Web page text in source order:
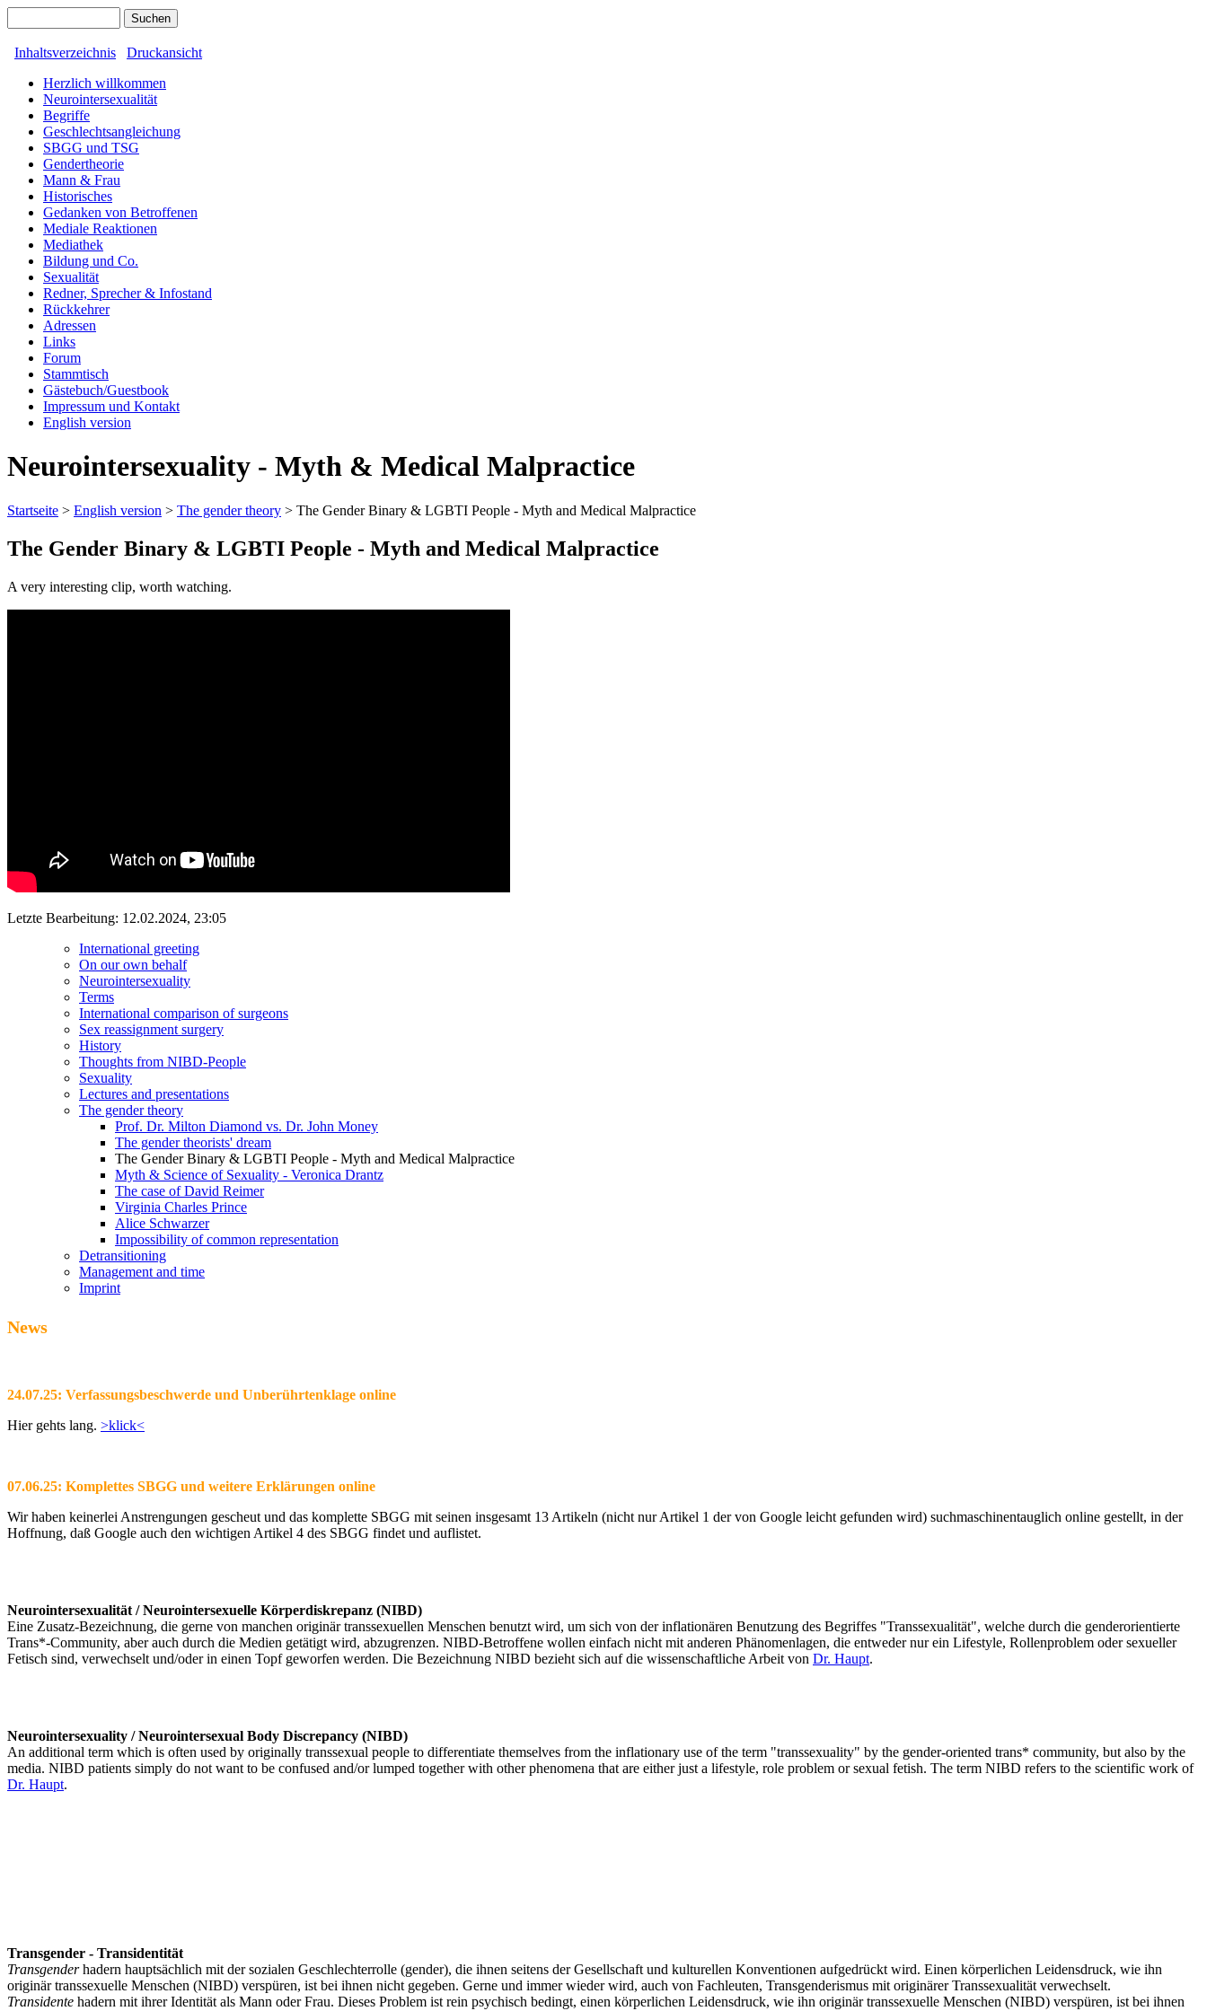
Inhaltsverzeichnis
Druckansicht
Herzlich willkommen
Neurointersexualität
Begriffe
Geschlechtsangleichung
SBGG und TSG
Gendertheorie
Mann & Frau
Historisches
Gedanken von Betroffenen
Mediale Reaktionen
Mediathek
Bildung und Co.
Sexualität
Redner, Sprecher & Infostand
Rückkehrer
Adressen
Links
Forum
Stammtisch
Gästebuch/Guestbook
Impressum und Kontakt
English version
Neurointersexuality - Myth & Medical Malpractice
Startseite > English version > The gender theory > The Gender Binary & LGBTI People - Myth and Medical Malpractice
The Gender Binary & LGBTI People - Myth and Medical Malpractice
A very interesting clip, worth watching.
Letzte Bearbeitung: 12.02.2024, 23:05
International greeting
On our own behalf
Neurointersexuality
Terms
International comparison of surgeons
Sex reassignment surgery
History
Thoughts from NIBD-People
Sexuality
Lectures and presentations
The gender theory
Prof. Dr. Milton Diamond vs. Dr. John Money
The gender theorists' dream
The Gender Binary & LGBTI People - Myth and Medical Malpractice
Myth & Science of Sexuality - Veronica Drantz
The case of David Reimer
Virginia Charles Prince
Alice Schwarzer
Impossibility of common representation
Detransitioning
Management and time
Imprint
News
24.07.25: Verfassungsbeschwerde und Unberührtenklage online
Hier gehts lang. >klick<
07.06.25: Komplettes SBGG und weitere Erklärungen online
Wir haben keinerlei Anstrengungen gescheut und das komplette SBGG mit seinen insgesamt 13 Artikeln (nicht nur Artikel 1 der von Google leicht gefunden wird) suchmaschinentauglich online gestellt, in der
Hoffnung, daß Google auch den wichtigen Artikel 4 des SBGG findet und auflistet.
Neurointersexualität / Neurointersexuelle Körperdiskrepanz (NIBD)
Eine Zusatz-Bezeichnung, die gerne von manchen originär transsexuellen Menschen benutzt wird, um sich von der inflationären Benutzung des Begriffes "Transsexualität", welche durch die genderorientierte
Trans*-Community, aber auch durch die Medien getätigt wird, abzugrenzen. NIBD-Betroffene wollen einfach nicht mit anderen Phänomenlagen, die entweder nur ein Lifestyle, Rollenproblem oder sexueller
Fetisch sind, verwechselt und/oder in einen Topf geworfen werden. Die Bezeichnung NIBD bezieht sich auf die wissenschaftliche Arbeit von Dr. Haupt.
Neurointersexuality / Neurointersexual Body Discrepancy (NIBD)
An additional term which is often used by originally transsexual people to differentiate themselves from the inflationary use of the term "transsexuality" by the gender-oriented trans* community, but also by the
media. NIBD patients simply do not want to be confused and/or lumped together with other phenomena that are either just a lifestyle, role problem or sexual fetish. The term NIBD refers to the scientific work of
Dr. Haupt.
Transgender - Transidentität
Transgenderhadern hauptsächlich mit der sozialen Geschlechterrolle (gender), die ihnen seitens der Gesellschaft und kulturellen Konventionen aufgedrückt wird. Einen körperlichen Leidensdruck, wie ihn
originär transsexuelle Menschen (NIBD) verspüren, ist bei ihnen nicht gegeben. Gerne und immer wieder wird, auch von Fachleuten, Transgenderismus mit originärer Transsexualität verwechselt.
Transidente hadern mit ihrer Identität als Mann oder Frau. Dieses Problem ist rein psychisch bedingt, einen körperlichen Leidensdruck, wie ihn originär transsexuelle Menschen (NIBD) verspüren, ist bei ihnen